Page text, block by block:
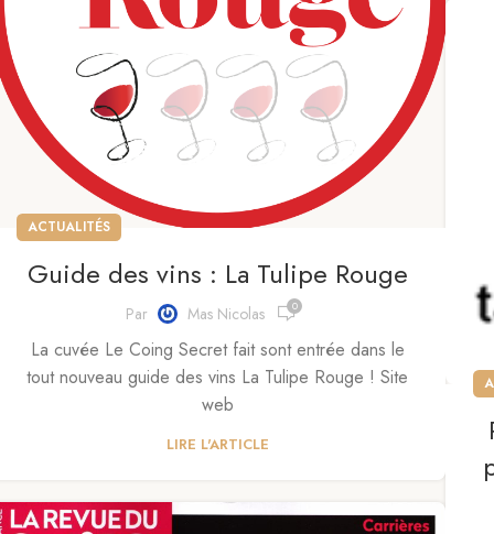
ACTUALITÉS
Guide des vins : La Tulipe Rouge
Par Mas Nicolas 0
La cuvée Le Coing Secret fait sont entrée dans le
tout nouveau guide des vins La Tulipe Rouge ! Site
web
LIRE L'ARTICLE